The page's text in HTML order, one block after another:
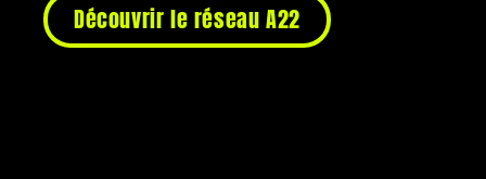
Découvrir le réseau A22